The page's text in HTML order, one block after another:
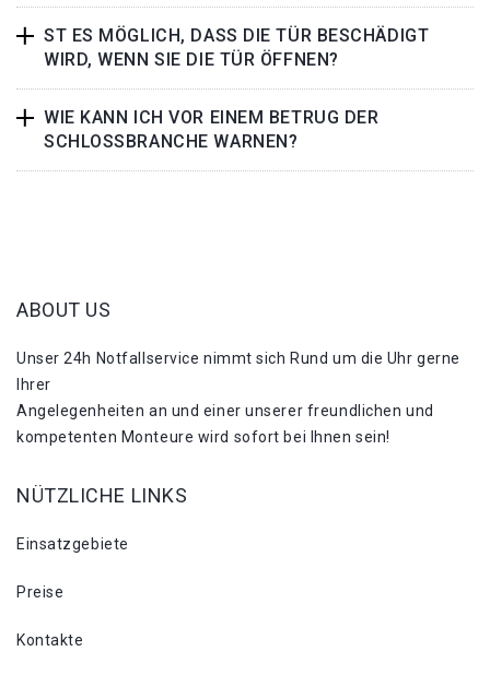
ST ES MÖGLICH, DASS DIE TÜR BESCHÄDIGT
WIRD, WENN SIE DIE TÜR ÖFFNEN?
WIE KANN ICH VOR EINEM BETRUG DER
SCHLOSSBRANCHE WARNEN?
ABOUT US
Unser 24h Notfallservice nimmt sich Rund um die Uhr gerne
Ihrer
Angelegenheiten an und einer unserer freundlichen und
kompetenten Monteure wird sofort bei Ihnen sein!
NÜTZLICHE LINKS
Einsatzgebiete
Preise
Kontakte